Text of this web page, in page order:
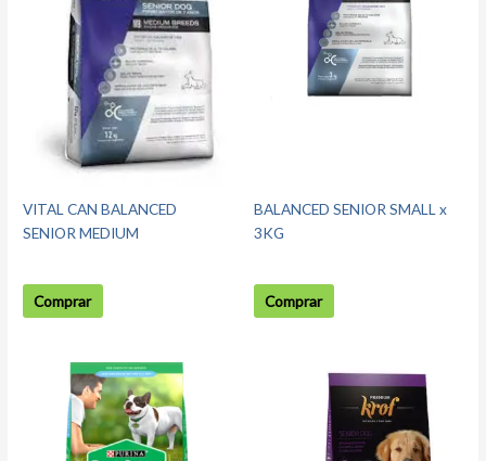
VITAL CAN BALANCED
SENIOR MEDIUM
Comprar
BALANCED SENIOR SMALL x
3KG
Comprar